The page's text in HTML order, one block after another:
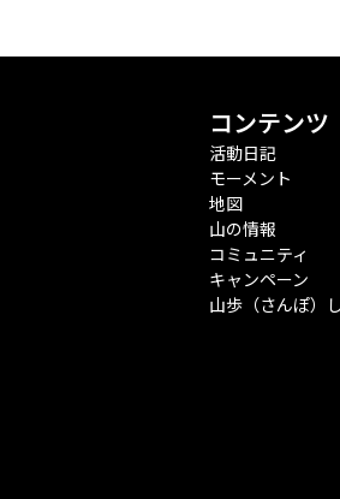
コンテンツ
活動日記
モーメント
地図
山の情報
コミュニティ
キャンペーン
山歩（さんぽ）し